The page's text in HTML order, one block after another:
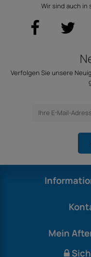
Wir sind auch in
Verfolgen Sie unsere
Mein